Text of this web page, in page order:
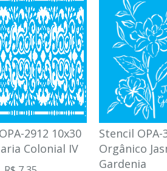
2912 10x30
Colonial IV
Stencil OPA-
Orgânico
Gardenia